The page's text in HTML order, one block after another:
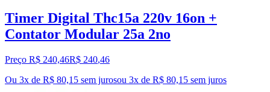
Timer Digital Thc15a 220v 16on +
Contator Modular 25a 2no
Preço R$ 240,46R$ 240,46
Ou 3x de R$ 80,15 sem jurosou 3x de R$ 80,15 sem juros